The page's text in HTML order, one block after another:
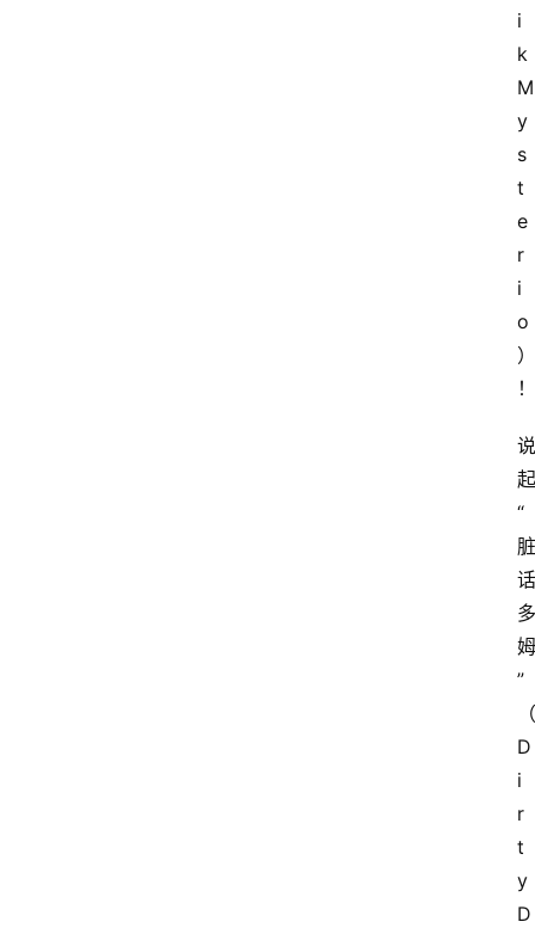
i
k
M
y
s
t
e
r
i
o
）
！
说
起
“
脏
话
多
姆
”
（
D
i
r
t
y
D